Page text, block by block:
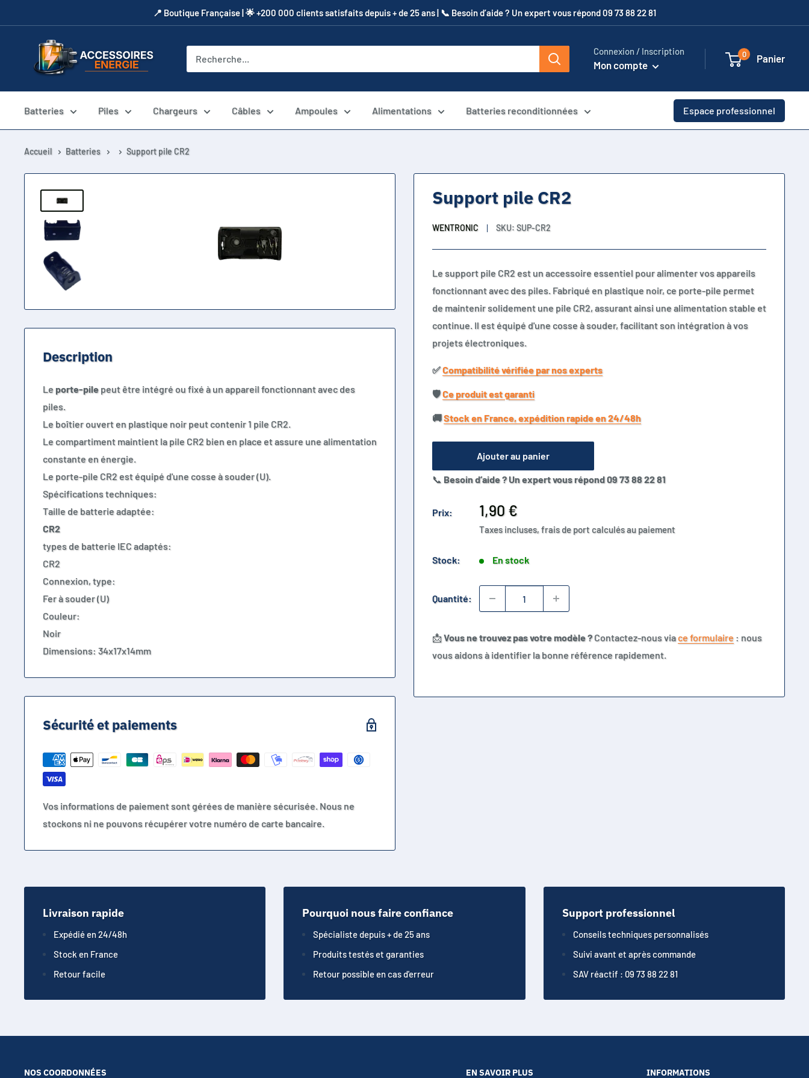
au
​📍​ Boutique Française | 🌟 +200 000 clients satisfaits depuis + de 25 ans | 📞​ Besoin d’aide ? Un expert vous répond 09 73 88 22 81
Accessoires
Energie
Connexion / Inscription
Mon compte
0 Panier
Batteries Piles Chargeurs Câbles Ampoules Alimentations Batteries reconditionnées Espace professionnel
Accueil Batteries Support pile CR2
Support pile CR2
WENTRONIC SKU: SUP-CR2
Le support pile CR2 est un accessoire essentiel pour alimenter vos appareils
fonctionnant avec des piles. Fabriqué en plastique noir, ce porte-pile permet
de maintenir solidement une pile CR2, assurant ainsi une alimentation stable et
continue. Il est équipé d'une cosse à souder, facilitant son intégration à vos
projets électroniques.
✅​Compatibilité vérifiée par nos experts
🛡️​Ce produit est garanti
🚚​Stock en France, expédition rapide en 24/48h
Ajouter au panier
📞 Besoin d’aide ? Un expert vous répond 09 73 88 22 81
Prix:
Prix
réduit
1,90 €
Taxes incluses, frais de port calculés au paiement
Stock: En stock
Quantité:
📩Vous ne trouvez pas votre modèle ?Contactez-nous viace formulaire : nous
vous aidons à identifier la bonne référence rapidement.
Description
Leporte-pile peut être intégré ou fixé à un appareil fonctionnant avec des
piles.
Le boîtier ouvert en plastique noir peut contenir 1 pile CR2.
Le compartiment maintient la pile CR2 bien en place et assure une alimentation
constante en énergie.
Le porte-pile CR2 est équipé d'une cosse à souder (U).
Spécifications techniques:
Taille de batterie adaptée:
CR2
types de batterie IEC adaptés:
CR2
Connexion, type:
Fer à souder (U)
Couleur:
Noir
Dimensions: 34x17x14mm
Sécurité et paiements
Vos informations de paiement sont gérées de manière sécurisée. Nous ne
stockons ni ne pouvons récupérer votre numéro de carte bancaire.
Livraison rapide
Expédié en 24/48h
Stock en France
Retour facile
Pourquoi nous faire confiance
Spécialiste depuis + de 25 ans
Produits testés et garanties
Retour possible en cas d'erreur
Support professionnel
Conseils techniques personnalisés
Suivi avant et après commande
SAV réactif : 09 73 88 22 81
NOS COORDONNÉES EN SAVOIR PLUS INFORMATIONS